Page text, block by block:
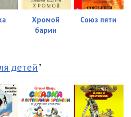
Хромой
барин
Союз пяти
детей"